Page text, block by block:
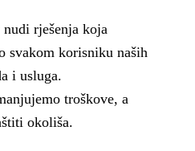
rješenja koja
svakom korisniku naših
i usluga.
troškove, a
okoliša.